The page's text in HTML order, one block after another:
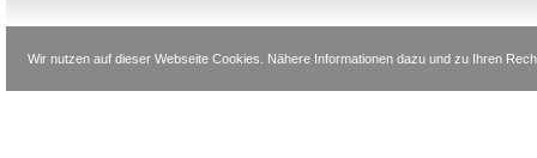
Wir nutzen auf dieser Webseite Cookies. Nähere Informationen dazu und zu Ihren